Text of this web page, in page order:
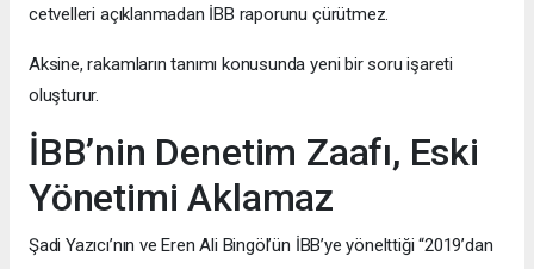
cetvelleri açıklanmadan İBB raporunu çürütmez.
Aksine, rakamların tanımı konusunda yeni bir soru işareti
oluşturur.
İBB’nin Denetim Zaafı, Eski
Yönetimi Aklamaz
Şadi Yazıcı’nın ve Eren Ali Bingöl’ün İBB’ye yönelttiği “2019’dan